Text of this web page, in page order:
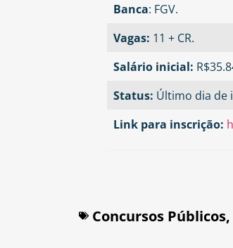
Banca: FGV.
Vagas: 11 + CR.
Salário inicial:
Status: Último dia de
Link para inscrição:
Concursos Públicos,